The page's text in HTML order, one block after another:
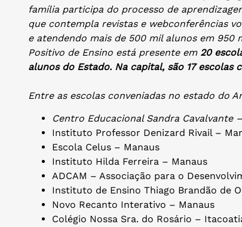
família participa do processo de
que contempla revistas e webconferências
e atendendo mais de 500 mil alunos em
Positivo de Ensino está presente em 20
alunos do Estado. Na capital, são 17 escolas
Entre as escolas conveniadas no estado do
Centro Educacional Sandra Cavalvante
Instituto Professor Denizard Rivail –
Escola Celus – Manaus
Instituto Hilda Ferreira – Manaus
ADCAM – Associação para o
Instituto de Ensino Thiago Brandão de
Novo Recanto Interativo – Manaus
Colégio Nossa Sra. do Rosário –